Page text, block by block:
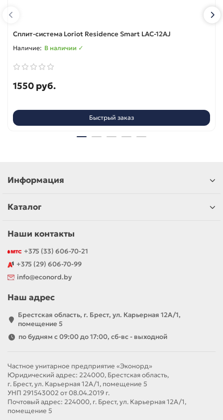
Сплит-система Loriot Residence Smart LAC-12AJ
В наличии ✓
1550 руб.
Быстрый заказ
Информация
Каталог
Наши контакты
+375 (33) 606-70-21
+375 (29) 606-70-99
info@econord.by
Наш адрес
Брестская область, г. Брест, ул. Карьерная 12А/1,
помещение 5
по будням с 09:00 до 17:00, сб-вс - выходной
Частное унитарное предприятие «Эконорд»
Юридический адрес: 224000, Брестская область,
г. Брест, ул. Карьерная 12А/1, помещение 5
УНП 291543002 от 08.04.2019 г.
Почтовый адрес: 224000, г. Брест, ул. Карьерная 12А/1,
помещение 5